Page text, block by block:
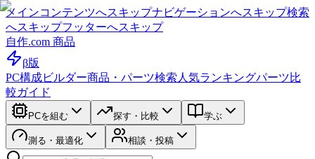
メインコンテンツへスキップナビゲーションへスキップ検索
へスキップフッターへスキップ
自作.com 商品
β版
PC構成ビルダー商品・パーツ検索 人気ランキングパーツ比
較ガイド
PCを組む 探す・比較 学ぶ
測る・最適化 相談・投稿